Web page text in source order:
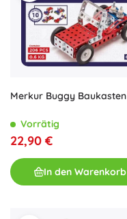
Merkur Buggy Baukasten
Vorrätig
22,90 €
In den Warenkorb